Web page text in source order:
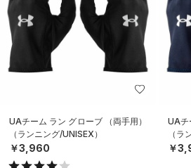
UAチーム ラン グローブ （両手用）
（ランニング/UNISEX）
￥3,960
UAチ
（ラ
￥